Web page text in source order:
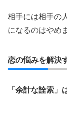
相手には相手の
になるのはやめ
恋の悩みを解決
「余計な詮索」